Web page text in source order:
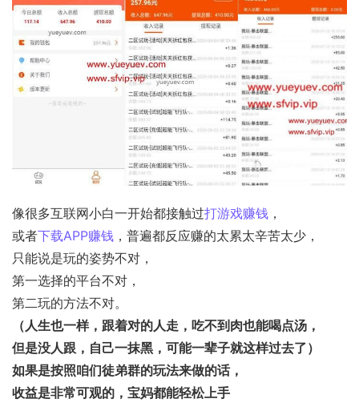
像很多互联网小白一开始都接触过打游戏赚钱 ，
或者下载APP赚钱 ，普遍都反应赚的太累太辛苦太少，
只能说是玩的姿势不对，
第一选择的平台不对，
第二玩的方法不对。
（人生也一样，跟着对的人走，吃不到肉也能喝点汤，
但是没人跟，自己一抹黑，可能一辈子就这样过去了）
如果是按照咱们徒弟群的玩法来做的话，
收益是非常可观的，宝妈都能轻松上手